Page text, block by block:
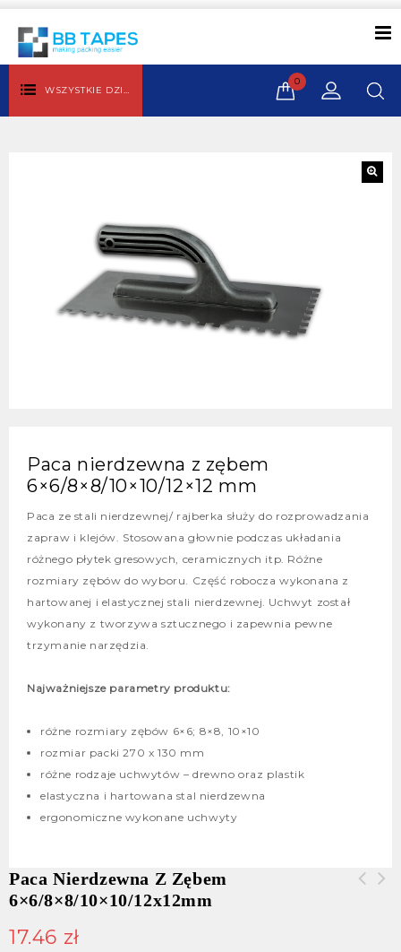
WSZYSTKIE DZIAŁY
0
Paca nierdzewna z zębem
6×6/8×8/10×10/12×12 mm
Paca ze stali nierdzewnej/ rajberka służy do rozprowadzania
zapraw i klejów. Stosowana głownie podczas układania
różnego płytek gresowych, ceramicznych itp. Różne
rozmiary zębów do wyboru. Część robocza wykonana z
hartowanej i elastycznej stali nierdzewnej. Uchwyt został
wykonany z tworzywa sztucznego i zapewnia pewne
trzymanie narzędzia.
Najważniejsze parametry produktu:
różne rozmiary zębów 6×6; 8×8, 10×10
rozmiar packi 270 x 130 mm
różne rodzaje uchwytów – drewno oraz plastik
elastyczna i hartowana stal nierdzewna
ergonomiczne wykonane uchwyty
Paca Nierdzewna Z Zębem
6×6/8×8/10×10/12x12mm
17.46 zł